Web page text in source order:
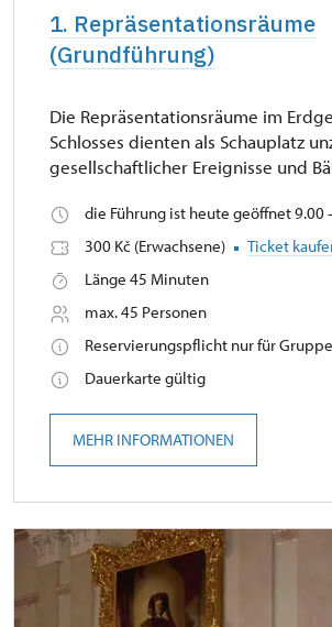
1. Repräsentationsräume
(Grundführung)
Die Repräsentationsräume im
Schlosses dienten als Schauplatz
gesellschaftlicher Ereignisse und
die Führung ist heute geöffnet 9.00
300 Kč (Erwachsene)
Ticket
Länge 45 Minuten
max. 45 Personen
Reservierungspflicht nur für
Dauerkarte gültig
MEHR INFORMATIONEN